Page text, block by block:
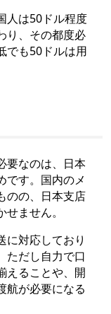
人は50ドル程度
り、その都度必
でも50ドルは用
要なのは、日本
です。国内のメ
のの、日本支店
ません。
に対応しており
ただし自力で口
えることや、開
航が必要になる